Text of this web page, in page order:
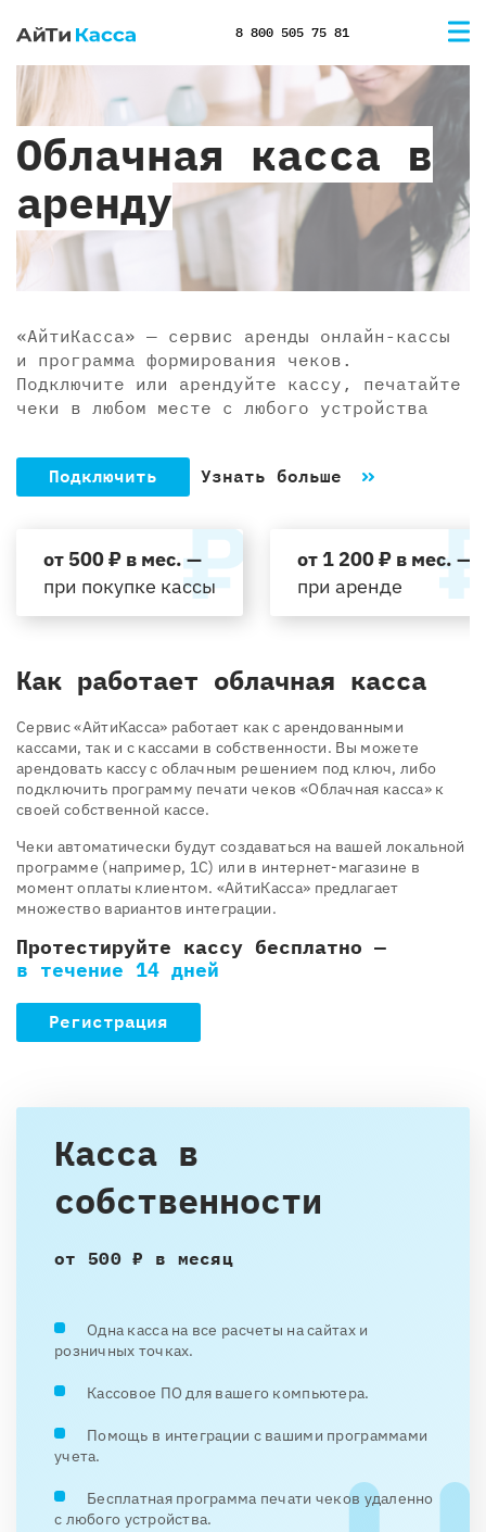
8 800 505 75 81
Облачная касса в
аренду
«АйтиКасса» — сервис аренды онлайн-кассы
и программа формирования чеков.
Подключите или арендуйте кассу, печатайте
чеки в любом месте с любого устройства
Подключить Узнать больше
от 500 ₽ в мес. —
при покупке кассы
от 1 200 ₽ в мес. —
при аренде
Как работает облачная касса
Cервис «АйтиКасса» работает как с арендованными
кассами, так и с кассами в собственности. Вы можете
арендовать кассу с облачным решением под ключ, либо
подключить программу печати чеков «Облачная касса» к
своей собственной кассе.
Чеки автоматически будут создаваться на вашей локальной
программе (например, 1С) или в интернет-магазине в
момент оплаты клиентом. «АйтиКасса» предлагает
множество вариантов интеграции.
Протестируйте кассу бесплатно —
в течение 14 дней
Регистрация
Касса в
собственности
от 500 ₽ в месяц
Одна касса на все расчеты на сайтах и
розничных точках.
Кассовое ПО для вашего компьютера.
Помощь в интеграции с вашими программами
учета.
Бесплатная программа печати чеков удаленно
с любого устройства.